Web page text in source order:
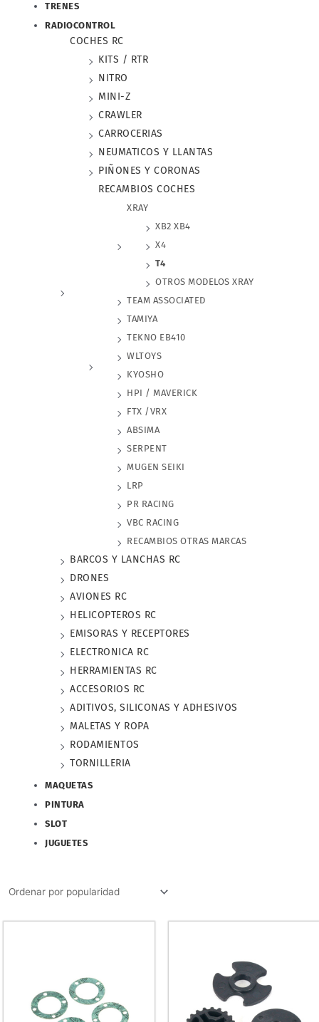
TRENES
RADIOCONTROL
COCHES RC
KITS / RTR
NITRO
MINI-Z
CRAWLER
CARROCERIAS
NEUMATICOS Y LLANTAS
PIÑONES Y CORONAS
RECAMBIOS COCHES
XRAY
XB2 XB4
X4
T4
OTROS MODELOS XRAY
TEAM ASSOCIATED
TAMIYA
TEKNO EB410
WLTOYS
KYOSHO
HPI / MAVERICK
FTX /VRX
ABSIMA
SERPENT
MUGEN SEIKI
LRP
PR RACING
VBC RACING
RECAMBIOS OTRAS MARCAS
BARCOS Y LANCHAS RC
DRONES
AVIONES RC
HELICOPTEROS RC
EMISORAS Y RECEPTORES
ELECTRONICA RC
HERRAMIENTAS RC
ACCESORIOS RC
ADITIVOS, SILICONAS Y ADHESIVOS
MALETAS Y ROPA
RODAMIENTOS
TORNILLERIA
MAQUETAS
PINTURA
SLOT
JUGUETES